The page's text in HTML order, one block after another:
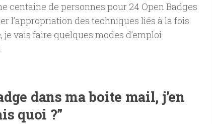
centaine de personnes pour 24 Open Badges
l’appropriation des techniques liés à la fois
vais faire quelques modes d’emploi
dans ma boite mail, j’en
quoi ?”